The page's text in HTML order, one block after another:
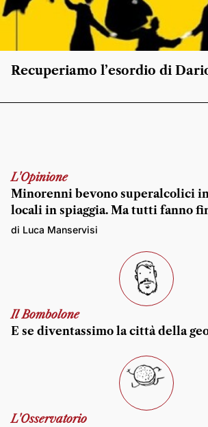
Recuperiamo l’esordio di
L'Opinione
Minorenni bevono superalcolici
locali in spiaggia. Ma tutti fanno
di Luca Manservisi
Il Bombolone
E se diventassimo la città della
L'Osservatorio